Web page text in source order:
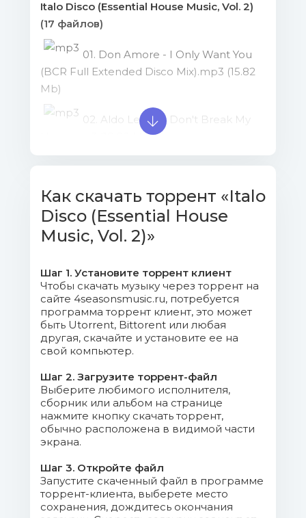
Italo Disco (Essential House Music, Vol. 2)
(17 файлов)
01. Don Amore - I Only Want You
(BCR Full Extended Disco Mix).mp3 (15.82
Mb)
02. Aldo Lesina - Don't Break My
Heart.mp3 (18.89 Mb)
04. Tommy Sun - Lover Boy.mp3
(18.06 Mb)
Love.mp3 (17.21 Mb)
06. Boris Zhivago - My Lonely
Lover.mp3 (10.49 Mb)
07. Mike Rock - One More Time
(Radio Disco Mix).mp3 (10.41 Mb)
08. Emy Care - Read My Mind
(Radio Disco Mix).mp3 (9.94 Mb)
Love (Radio Italo Mix).mp3 (11.34 Mb)
10. Casanova - I Don't Wanna Be
Как скачать торрент «Italo
Disco (Essential House
Music, Vol. 2)»
Шаг 1. Установите торрент клиент
Чтобы скачать музыку через торрент на
сайте 4seasonsmusic.ru, потребуется
программа торрент клиент, это может
быть Utorrent, Bittorent или любая
другая, скачайте и установите ее на
свой компьютер.
Шаг 2. Загрузите торрент-файл
Выберите любимого исполнителя,
сборник или альбом на странице
нажмите кнопку скачать торрент,
обычно расположена в видимой части
экрана.
Шаг 3. Откройте файл
Запустите скаченный файл в программе
торрент-клиента, выберете место
сохранения, дождитесь окончания